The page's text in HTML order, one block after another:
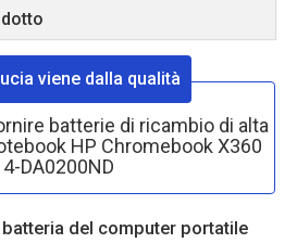
viene dalla qualità
batterie di ricambio di alta
HP Chromebook X360
DA0200ND
del computer portatile